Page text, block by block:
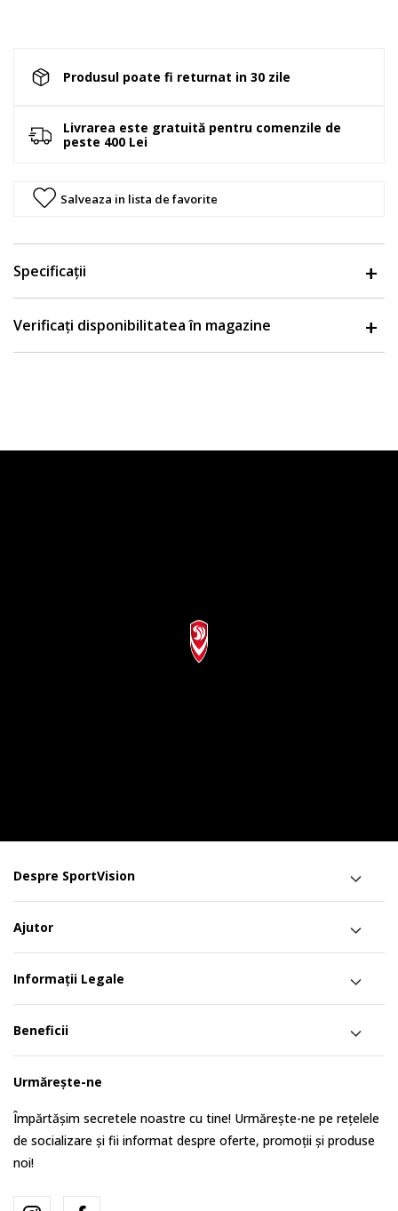
Produsul poate fi returnat in 30 zile
Livrarea este gratuită pentru comenzile de
peste 400 Lei
Salveaza in lista de favorite
Specificații
Verificați disponibilitatea în magazine
Despre SportVision
Ajutor
Informații Legale
Beneficii
Urmărește-ne
Împărtășim secretele noastre cu tine! Urmărește-ne pe rețelele
de socializare și fii informat despre oferte, promoții și produse
noi!